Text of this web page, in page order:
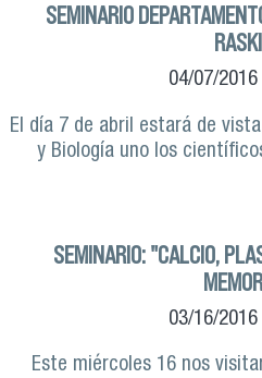
SEMINARIO
04/07/
El día 7 de abril estará de
y Biología uno los
SEMINARIO: "CALCIO,
03/16/
Este miércoles 16 nos